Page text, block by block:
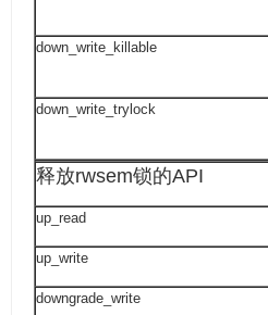
down_write_killable
down_write_trylock
释放rwsem锁的API
up_read
up_write
downgrade_write